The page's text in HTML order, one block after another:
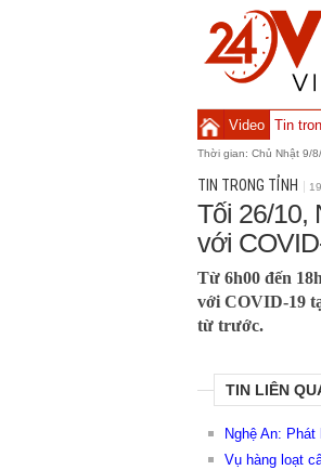
Video Tin
Thời gian: Chủ Nhật 9/
TIN TRONG TỈNH
Tối 26/10,
với
Từ 6h00 đến
với COVID-19
từ trước.
TIN LIÊN
Nghệ An:
Vụ hàng loạt